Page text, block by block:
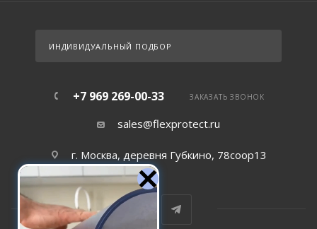
ИНДИВИДУАЛЬНЫЙ ПОДБОР
+7 969 269-00-33 ЗАКАЗАТЬ ЗВОНОК
sales@flexprotect.ru
г. Москва, деревня Губкино, 78соор13